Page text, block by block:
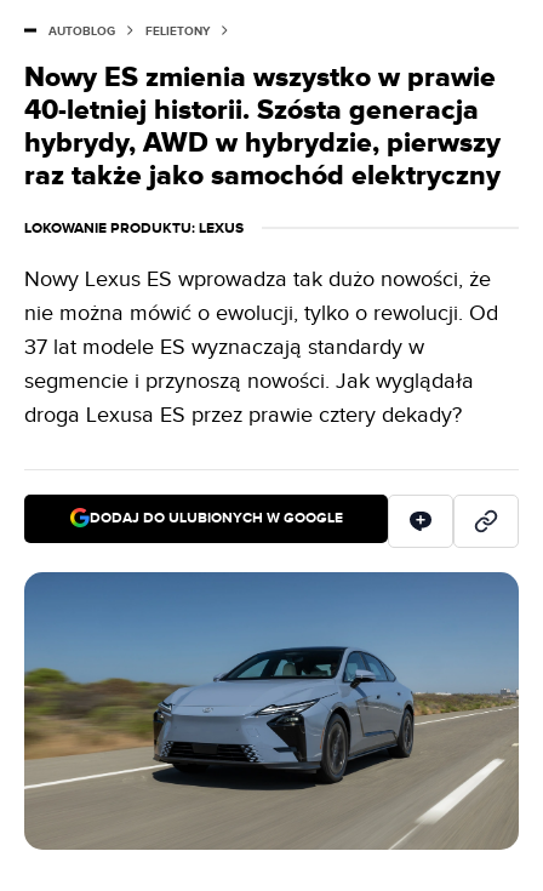
AUTOBLOG FELIETONY
Nowy ES zmienia wszystko w prawie
40-letniej historii. Szósta generacja
hybrydy, AWD w hybrydzie, pierwszy
raz także jako samochód elektryczny
LOKOWANIE PRODUKTU: LEXUS
Nowy Lexus ES wprowadza tak dużo nowości, że
nie można mówić o ewolucji, tylko o rewolucji. Od
37 lat modele ES wyznaczają standardy w
segmencie i przynoszą nowości. Jak wyglądała
droga Lexusa ES przez prawie cztery dekady?
DODAJ DO ULUBIONYCH W GOOGLE